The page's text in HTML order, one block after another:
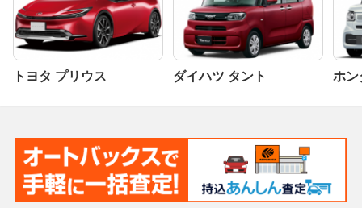
トヨタ プリウス ダイハツ タント ホン